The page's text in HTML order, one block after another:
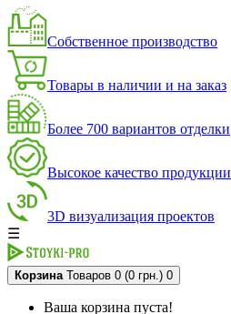
Собственное производство
Товары в наличии и на заказ
Более 700 вариантов отделки
Высокое качество продукции
3D визуализация проектов
☰
Корзина Товаров 0 (0 грн.) 0
Ваша корзина пуста!